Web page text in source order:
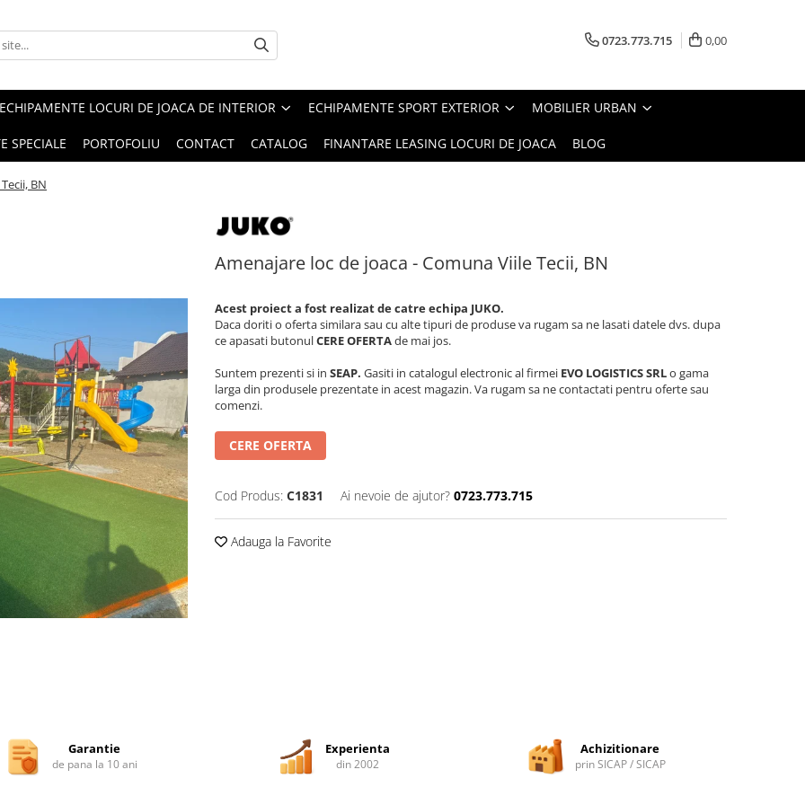
0723.773.715 0,00
ECHIPAMENTE LOCURI DE JOACA DE INTERIOR ECHIPAMENTE SPORT EXTERIOR MOBILIER URBAN
SPECIALE PORTOFOLIU CONTACT CATALOG FINANTARE LEASING LOCURI DE JOACA BLOG
BN
Amenajare loc de joaca - Comuna Viile Tecii, BN
Acest proiect a fost realizat de catre echipa JUKO.
Daca doriti o oferta similara sau cu alte tipuri de produse va rugam sa ne lasati datele dvs. dupa
ce apasati butonulCERE OFERTAde mai jos.
Suntem prezenti si in SEAP. Gasiti in catalogul electronic al firmei EVO LOGISTICS SRLo gama
larga din produsele prezentate in acest magazin. Va rugam sa ne contactati pentru oferte sau
comenzi.
CERE OFERTA
Cod Produs: C1831 Ai nevoie de ajutor? 0723.773.715
Adauga la Favorite
Garantie
de pana la 10 ani
Experienta
din 2002
Achizitionare
prin SICAP / SICAP